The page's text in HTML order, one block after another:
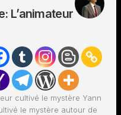
L’animateur
cultivé le mystère Yann
le mystère autour de